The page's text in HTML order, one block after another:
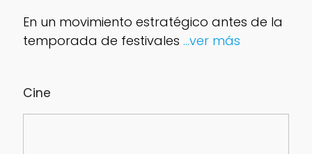
Cine
En un movimiento estratégico antes de la
temporada de festivales ...ver más